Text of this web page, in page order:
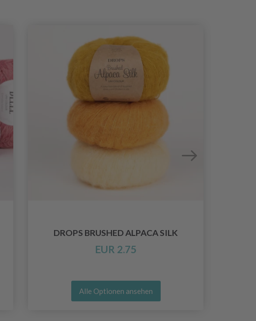
DROPS BRUSHED ALPACA SILK
EUR 2.75
Alle Optionen ansehen